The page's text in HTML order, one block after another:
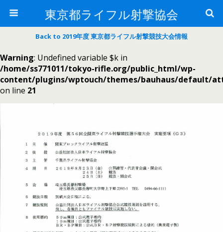
東京都ライフル射撃協会
Back to 2019年度 東京都ライフル射撃競技大会情報
Warning: Undefined variable $k in
/home/ss771011/tokyo-rifle.org/public_html/wp-
content/plugins/wptouch/themes/bauhaus/default/
on line 21